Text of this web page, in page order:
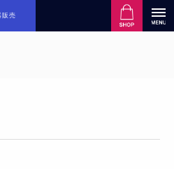
販売